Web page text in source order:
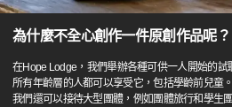
為什麼不全心創作一件原創作品呢？
在Hope Lodge，我們舉辦各種可供一人開始的試
所有年齡層的人都可以享受它，包括學齡前兒童。
我們還可以接待大型團體，例如團體旅行和學生團